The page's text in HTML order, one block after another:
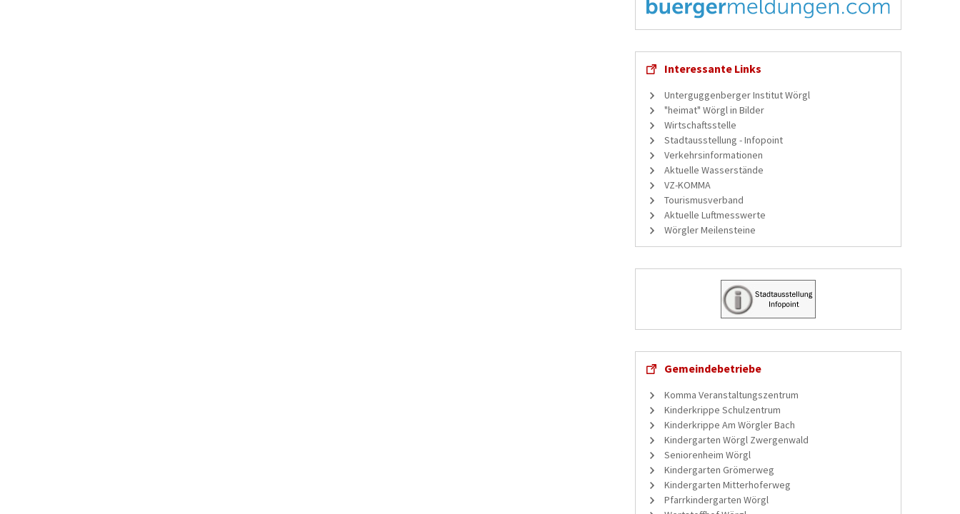
Interessante Links
Unterguggenberger Institut Wörgl
"heimat" Wörgl in Bilder
Wirtschaftsstelle
Stadtausstellung - Infopoint
Verkehrsinformationen
Aktuelle Wasserstände
VZ-KOMMA
Tourismusverband
Aktuelle Luftmesswerte
Wörgler Meilensteine
Gemeindebetriebe
Komma Veranstaltungszentrum
Kinderkrippe Schulzentrum
Kinderkrippe Am Wörgler Bach
Kindergarten Wörgl Zwergenwald
Seniorenheim Wörgl
Kindergarten Grömerweg
Kindergarten Mitterhoferweg
Pfarrkindergarten Wörgl